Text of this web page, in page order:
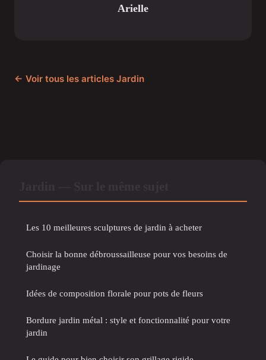
Arielle
← Voir tous les articles Jardin
Les 10 meilleures sculptures de jardin à acheter
Choisir la bonne débroussailleuse pour vos besoins de
jardinage
Idées de composition florale pour pots de fleurs
Bordure jardin métal : style et fonctionnalité pour votre
jardin